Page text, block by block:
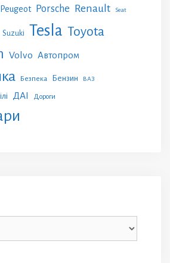
Peugeot Porsche Renault Seat
Suzuki Tesla Toyota
Volvo Автопром
Безпека Бензин ВАЗ
ДАІ Дороги